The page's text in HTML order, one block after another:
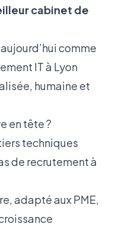
cabinet de
comme
IT à Lyon
humaine et
en tête ?
techniques
de recrutement à
adapté aux PME,